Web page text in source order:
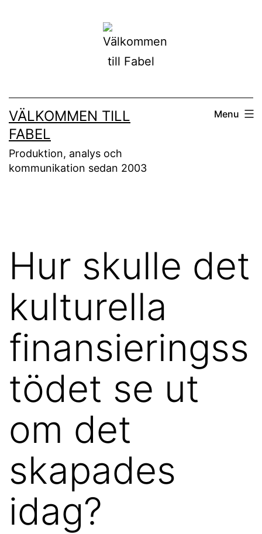
VÄLKOMMEN TILL
FABEL
Produktion, analys och
kommunikation sedan 2003
Menu
Hur skulle det
kulturella
finansieringss
tödet se ut
om det
skapades
idag?